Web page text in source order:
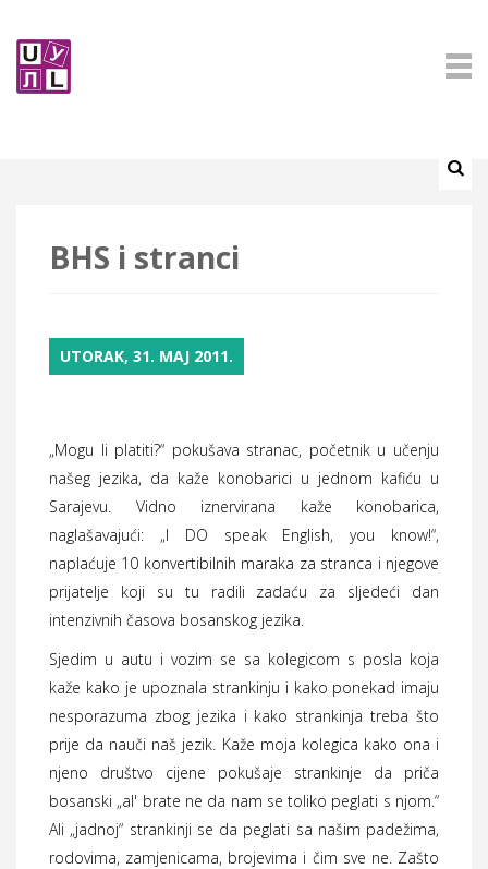
BHS i stranci
UTORAK, 31. MAJ 2011.
„Mogu li platiti?“ pokušava stranac, početnik u učenju
našeg jezika, da kaže konobarici u jednom kafiću u
Sarajevu. Vidno iznervirana kaže konobarica,
naglašavajući: „I DO speak English, you know!“,
naplaćuje 10 konvertibilnih maraka za stranca i njegove
prijatelje koji su tu radili zadaću za sljedeći dan
intenzivnih časova bosanskog jezika.
Sjedim u autu i vozim se sa kolegicom s posla koja
kaže kako je upoznala strankinju i kako ponekad imaju
nesporazuma zbog jezika i kako strankinja treba što
prije da nauči naš jezik. Kaže moja kolegica kako ona i
njeno društvo cijene pokušaje strankinje da priča
bosanski „al' brate ne da nam se toliko peglati s njom.“
Ali „jadnoj“ strankinji se da peglati sa našim padežima,
rodovima, zamjenicama, brojevima i čim sve ne. Zašto